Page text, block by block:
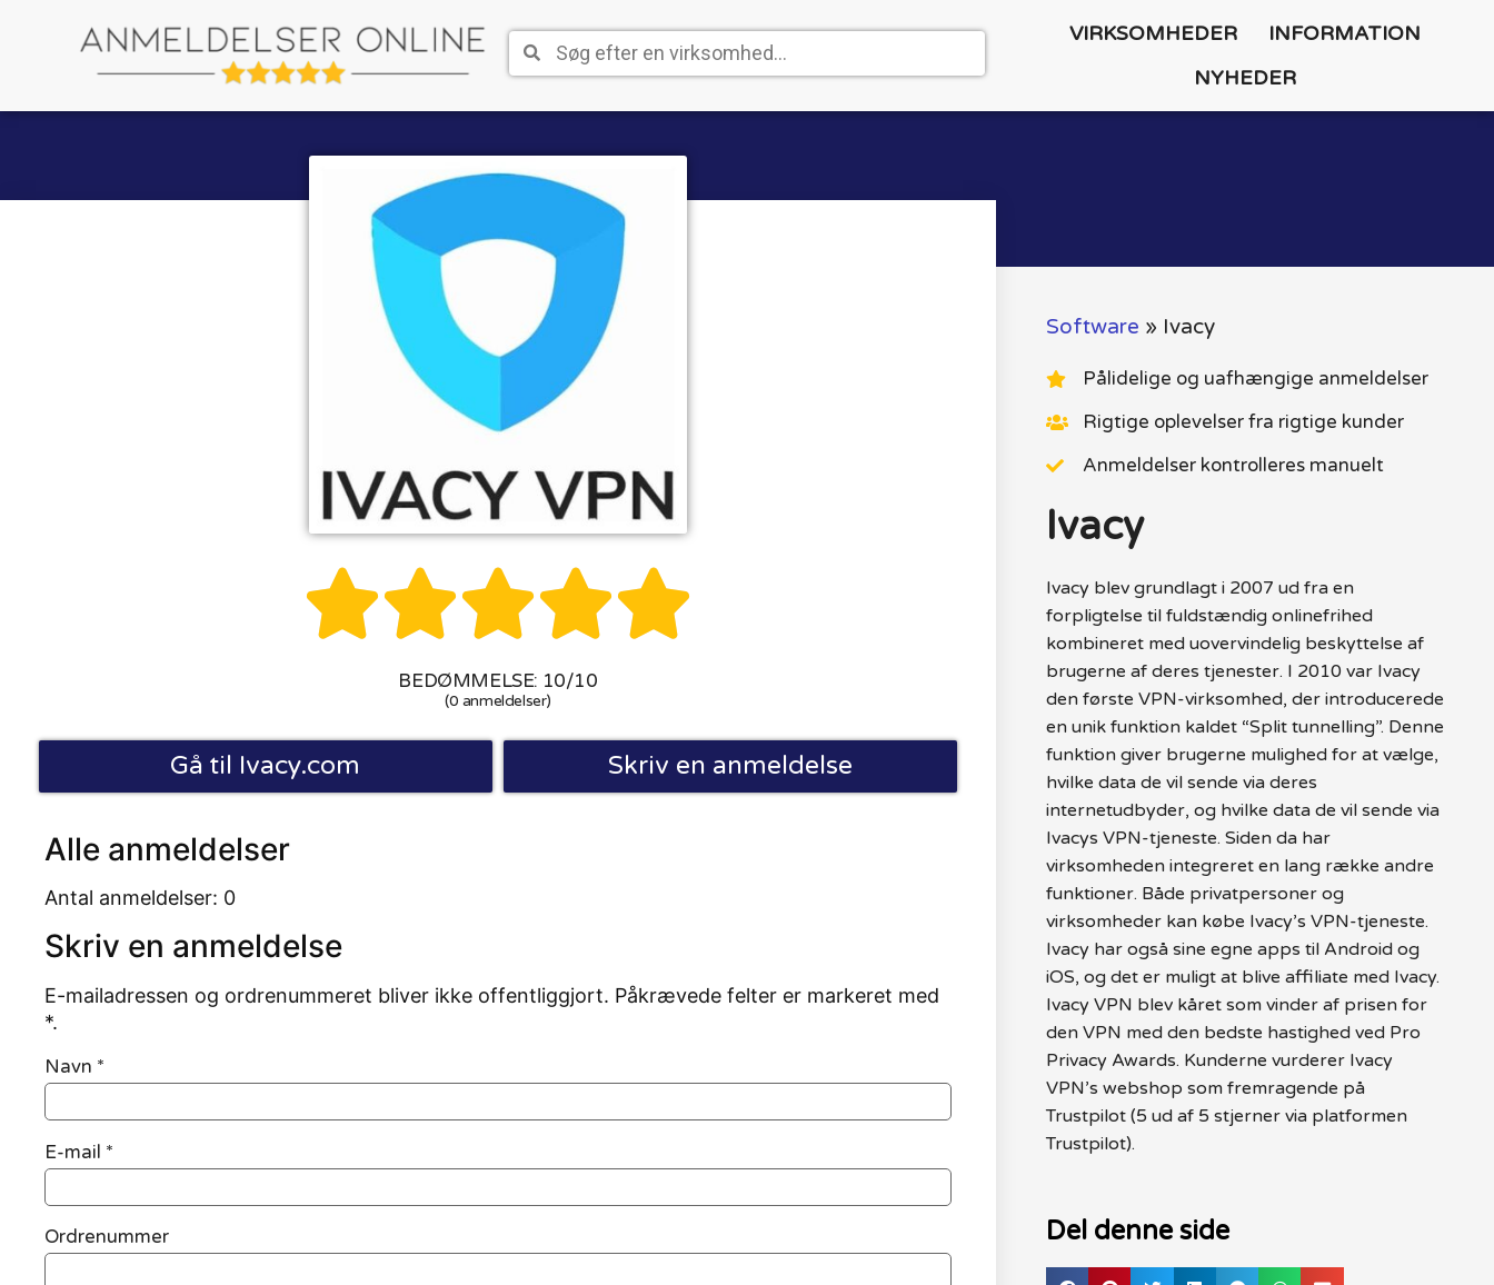
VIRKSOMHEDER
INFORMATION
NYHEDER

BEDØMMELSE: 10/10
(0 anmeldelser)
Gå til Ivacy.com Skriv en anmeldelse
Alle anmeldelser
Antal anmeldelser: 0
Skriv en anmeldelse
E-mailadressen og ordrenummeret bliver ikke offentliggjort. Påkrævede felter er markeret med
*.
Navn *
E-mail *
Ordrenummer
Software » Ivacy
Pålidelige og uafhængige anmeldelser
Rigtige oplevelser fra rigtige kunder
Anmeldelser kontrolleres manuelt
Ivacy
Ivacy blev grundlagt i 2007 ud fra en
forpligtelse til fuldstændig onlinefrihed
kombineret med uovervindelig beskyttelse af
brugerne af deres tjenester. I 2010 var Ivacy
den første VPN-virksomhed, der introducerede
en unik funktion kaldet “Split tunnelling”. Denne
funktion giver brugerne mulighed for at vælge,
hvilke data de vil sende via deres
internetudbyder, og hvilke data de vil sende via
Ivacys VPN-tjeneste. Siden da har
virksomheden integreret en lang række andre
funktioner. Både privatpersoner og
virksomheder kan købe Ivacy’s VPN-tjeneste.
Ivacy har også sine egne apps til Android og
iOS, og det er muligt at blive affiliate med Ivacy.
Ivacy VPN blev kåret som vinder af prisen for
den VPN med den bedste hastighed ved Pro
Privacy Awards. Kunderne vurderer Ivacy
VPN’s webshop som fremragende på
Trustpilot (5 ud af 5 stjerner via platformen
Trustpilot).
Del denne side